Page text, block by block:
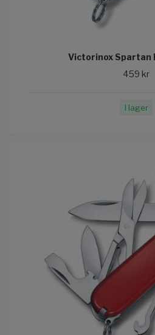
Victorinox Spartan
459 kr
I lager